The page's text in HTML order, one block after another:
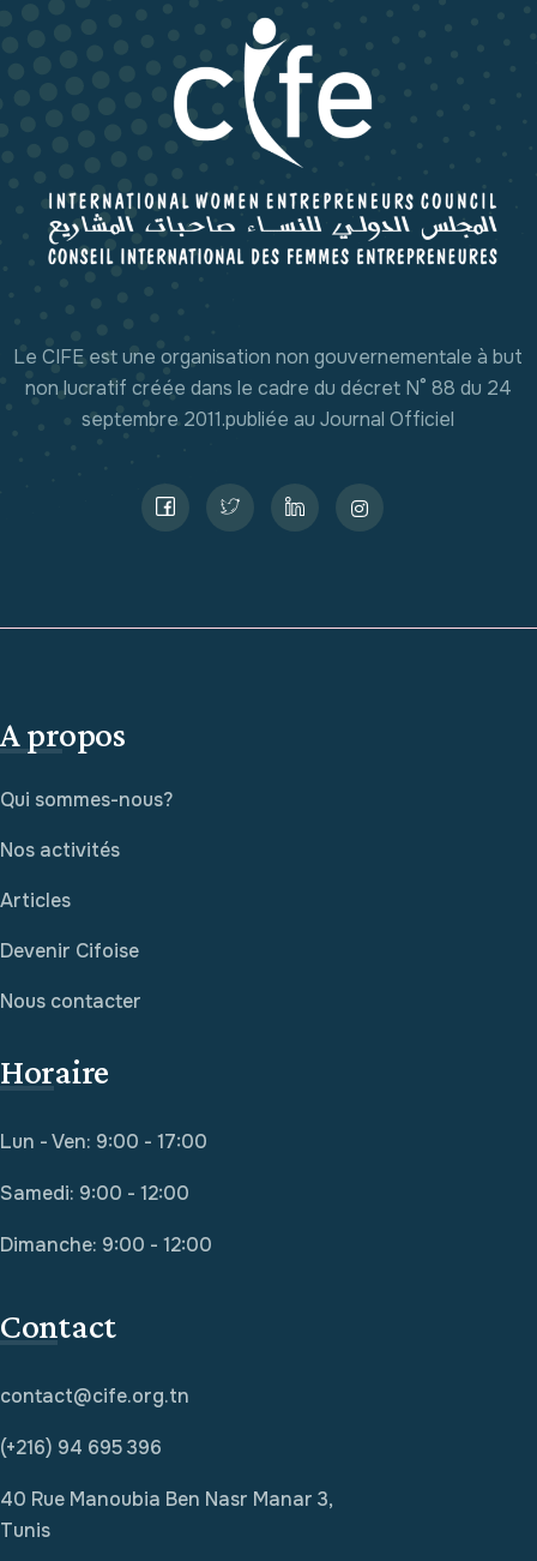
Le CIFE est une organisation non gouvernementale à but
non lucratif créée dans le cadre du décret N° 88 du 24
septembre 2011.publiée au Journal Officiel
A propos
Qui sommes-nous?
Nos activités
Articles
Devenir Cifoise
Nous contacter
Horaire
Lun - Ven: 9:00 - 17:00
Samedi: 9:00 - 12:00
Dimanche: 9:00 - 12:00
Contact
contact@cife.org.tn
(+216) 94 695 396
40 Rue Manoubia Ben Nasr Manar 3,
Tunis